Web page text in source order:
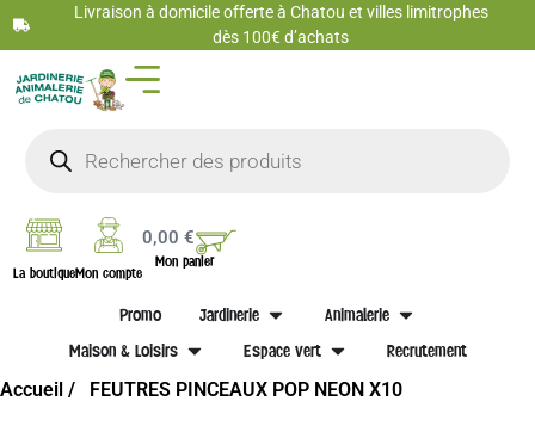
Livraison à domicile offerte à Chatou et villes limitrophes
dès 100€ d’achats
La boutiqueMon compte
0,00€
Mon panier
Promo Jardinerie
Animalerie
Maison & Loisirs
Espace vert Recrutement
Accueil / FEUTRES PINCEAUX POP NEON X10